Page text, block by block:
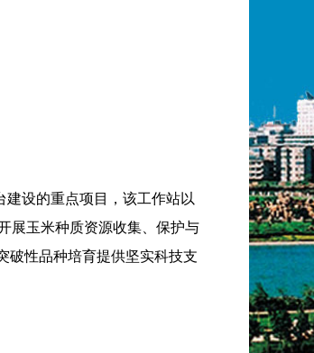
设的重点项目，该工作站以
展玉米种质资源收集、保护与
破性品种培育提供坚实科技支